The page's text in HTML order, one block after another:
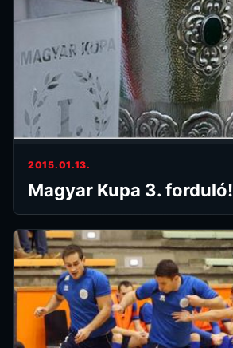
2015.01.13.
Magyar Kupa 3. forduló!